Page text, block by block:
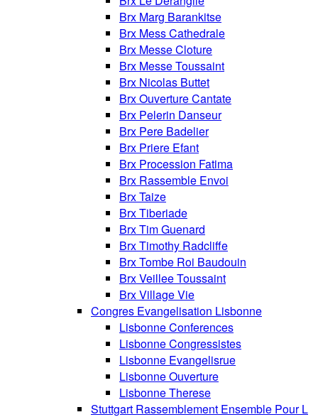
Brx Marg Barankitse
Brx Mess Cathedrale
Brx Messe Cloture
Brx Messe Toussaint
Brx Nicolas Buttet
Brx Ouverture Cantate
Brx Pelerin Danseur
Brx Pere Badelier
Brx Priere Efant
Brx Procession Fatima
Brx Rassemble Envoi
Brx Taize
Brx Tiberiade
Brx Tim Guenard
Brx Timothy Radcliffe
Brx Tombe Roi Baudouin
Brx Veillee Toussaint
Brx Village Vie
Congres Evangelisation Lisbonne
Lisbonne Conferences
Lisbonne Congressistes
Lisbonne Evangelisrue
Lisbonne Ouverture
Lisbonne Therese
Stuttgart Rassemblement Ensemble Pour L